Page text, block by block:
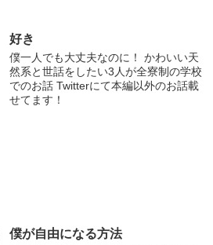
ジ 第3章：107ページ～123ページ ※浮
気描写、男性妊娠描写があります、苦手
な方は回避してください。 ※一般的な
「浮気攻め」「健気受け」の話とは違う
のでご注意ください。 ※マークのペー
ジは性描写を含みます、18歳未満の方は
好き
僕一人でも大丈夫なのに！ かわいい天
然系と世話をしたい3人が全寮制の学校
でのお話 Twitterにて本編以外のお話載
せてます！
僕が自由になる方法